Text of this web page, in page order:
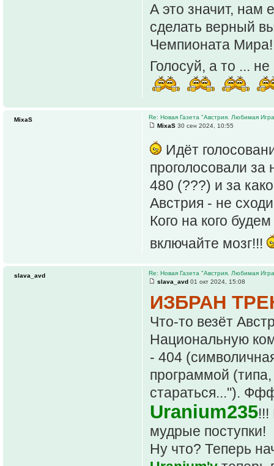
А это значит, нам
сделать верный
Чемпионата Мира!
Голосуй, а то ...
Re: Новая Газета "Австрия. Любимая
MixaS 30 сен 2024, 10:55
Идёт
проголосовали
480 (???) и за
Австрия - не
Кого на кого
включайте мозг!!!
MixaS
Re: Новая Газета "Австрия. Любимая
slava_avd 01 окт 2024, 15:08
ИЗБРАН
Что-то везёт
Национальную
- 404
программой
стараться...").
Uranium235
мудрые поступки!
Ну что? Теперь
slava_avd